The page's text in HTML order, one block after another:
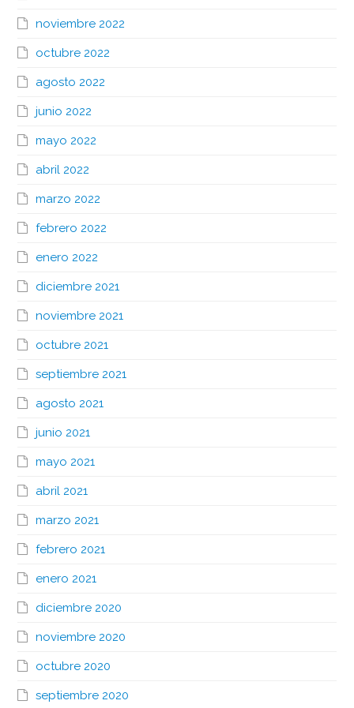
noviembre 2022
octubre 2022
agosto 2022
junio 2022
mayo 2022
abril 2022
marzo 2022
febrero 2022
enero 2022
diciembre 2021
noviembre 2021
octubre 2021
septiembre 2021
agosto 2021
junio 2021
mayo 2021
abril 2021
marzo 2021
febrero 2021
enero 2021
diciembre 2020
noviembre 2020
octubre 2020
septiembre 2020